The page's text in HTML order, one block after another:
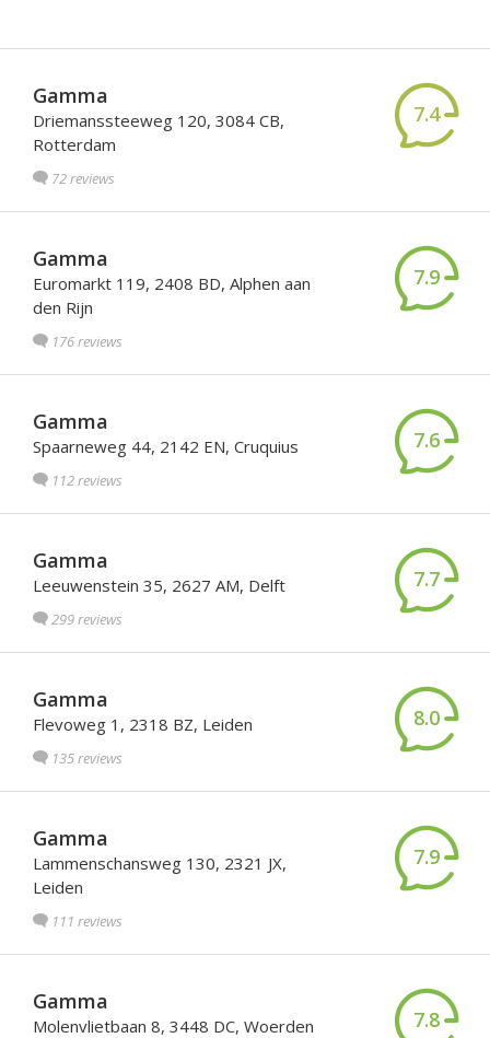
Gamma
Driemanssteeweg 120, 3084 CB,
Rotterdam
72 reviews
7.4
Gamma
Euromarkt 119, 2408 BD, Alphen aan
den Rijn
176 reviews
7.9
Gamma
Spaarneweg 44, 2142 EN, Cruquius
112 reviews
7.6
Gamma
Leeuwenstein 35, 2627 AM, Delft
299 reviews
7.7
Gamma
Flevoweg 1, 2318 BZ, Leiden
135 reviews
8.0
Gamma
Lammenschansweg 130, 2321 JX,
Leiden
111 reviews
7.9
Gamma
Molenvlietbaan 8, 3448 DC, Woerden 7.8